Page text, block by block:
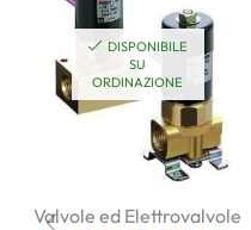
DISPONIBILE
SU
ORDINAZIONE
Valvole ed Elettrovalvole